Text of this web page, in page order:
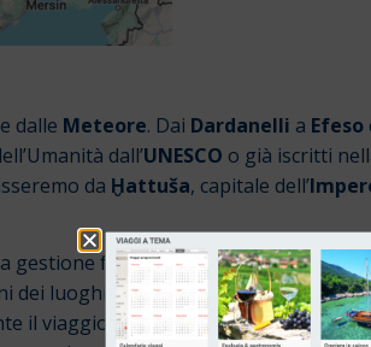
e dalle Meteore. Dai Dardanelli a Efeso
dall’UNESCO o già iscritti
da Ḫattuša, capitale dell’
familiare, come sempre nei
dei luoghi da visitare, ristoranti
il viaggio godremo di spelendidi